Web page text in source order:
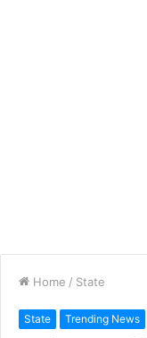
Home / State
State Trending News